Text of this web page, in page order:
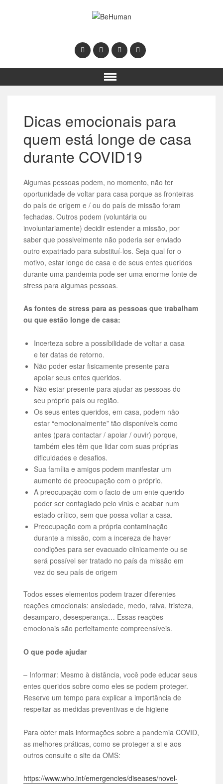
Dicas emocionais para
quem está longe de casa
durante COVID19
Algumas pessoas podem, no momento, não ter
oportunidade de voltar para casa porque as fronteiras
do país de origem e / ou do país de missão foram
fechadas. Outros podem (voluntária ou
involuntariamente) decidir estender a missão, por
saber que possivelmente não poderia ser enviado
outro expatriado para substituí-los. Seja qual for o
motivo, estar longe de casa e de seus entes queridos
durante uma pandemia pode ser uma enorme fonte de
stress para algumas pessoas.
As fontes de stress para as pessoas que trabalham
ou que estão longe de casa:
Incerteza sobre a possíbilidade de voltar a casa
e ter datas de retorno.
Não poder estar fisicamente presente para
apoiar seus entes queridos.
Não estar presente para ajudar as pessoas do
seu próprio país ou região.
Os seus entes queridos, em casa, podem não
estar “emocionalmente” tão disponíveis como
antes (para contactar / apoiar / ouvir) porque,
também eles têm que lidar com suas próprias
dificuldades e desafios.
Sua família e amigos podem manifestar um
aumento de preocupação com o próprio.
A preocupação com o facto de um ente querido
poder ser contagiado pelo virús e acabar num
estado crítico, sem que possa voltar a casa.
Preocupação com a própria contaminação
durante a missão, com a incereza de haver
condições para ser evacuado clinicamente ou se
será possível ser tratado no país da missão em
vez do seu país de origem
Todos esses elementos podem trazer diferentes
reações emocionais: ansiedade, medo, raiva, tristeza,
desamparo, desesperança… Essas reações
emocionais são perfeitamente compreensíveis.
O que pode ajudar
– Informar: Mesmo à distância, você pode educar seus
entes queridos sobre como eles se podem proteger.
Reserve um tempo para explicar a importância de
respeitar as medidas preventivas e de higiene
Para obter mais informações sobre a pandemia COVID,
as melhores práticas, como se proteger a si e aos
outros consulte o site da OMS:
https://www.who.int/emergencies/diseases/novel-